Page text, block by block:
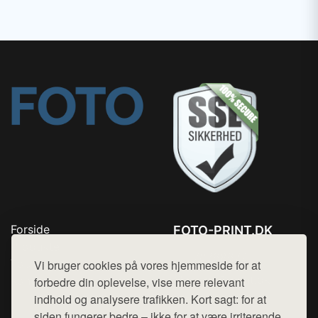
Vi bruger cookies på vores hjemmeside for at
forbedre din oplevelse, vise mere relevant
indhold og analysere trafikken. Kort sagt: for at
Forside
Top Rabatter
Kontakt
FOTO-PRINT.DK
Mail: hej@want.dk
Cookie- og privatlivspolitik